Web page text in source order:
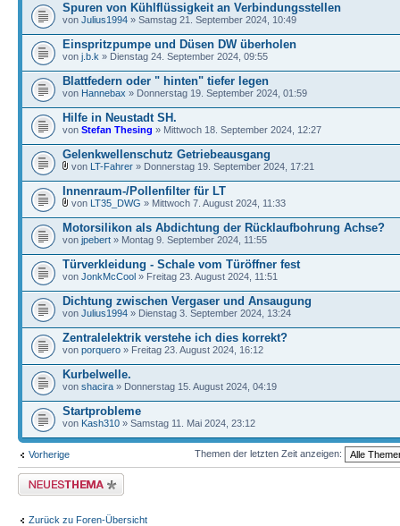
Spuren von Kühlflüssigkeit an Verbindungsstellen
von Julius1994 » Samstag 21. September 2024, 10:49
Einspritzpumpe und Düsen DW überholen
von j.b.k » Dienstag 24. September 2024, 09:55
Blattfedern oder " hinten" tiefer legen
von Hannebax » Donnerstag 19. September 2024, 01:59
Hilfe in Neustadt SH.
von Stefan Thesing » Mittwoch 18. September 2024, 12:27
Gelenkwellenschutz Getriebeausgang
von LT-Fahrer » Donnerstag 19. September 2024, 17:21
Innenraum-/Pollenfilter für LT
von LT35_DWG » Mittwoch 7. August 2024, 11:33
Motorsilikon als Abdichtung der Rücklaufbohrung Achse?
von jpebert » Montag 9. September 2024, 11:55
Türverkleidung - Schale vom Türöffner fest
von JonkMcCool » Freitag 23. August 2024, 11:51
Dichtung zwischen Vergaser und Ansaugung
von Julius1994 » Dienstag 3. September 2024, 13:24
Zentralelektrik verstehe ich dies korrekt?
von porquero » Freitag 23. August 2024, 16:12
Kurbelwelle.
von shacira » Donnerstag 15. August 2024, 04:19
Startprobleme
von Kash310 » Samstag 11. Mai 2024, 23:12
Vorherige Themen der letzten Zeit anzeigen:
Neues Thema erstellen
Zurück zu Foren-Übersicht